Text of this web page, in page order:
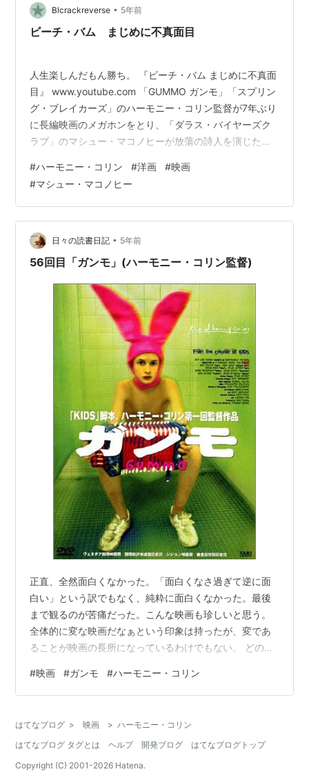
層広がるコンプライアンス（自粛）の動きや不安の感情
と反比例するようにして、一時の躊躇もなく自由や快楽
Blcrackreverse • 5年前
ビーチ・バム まじめに不真面目
人生楽しんだもん勝ち。 『ビーチ・バム まじめに不真面
目』 www.youtube.com 「GUMMO ガンモ」「スプリン
グ・ブレイカーズ」のハーモニー・コリン監督が7年ぶり
に長編映画のメガホンをとり、「ダラス・バイヤーズク
ラブ」のマシュー・マコノヒーが放蕩の詩人を演じた人
天才と称賛された詩人ムーンドッグ。その後はずっと資
産家の妻に頼り、パーティ三昧で酒とマリファナと女に
溺れる生活を送り続けてきた。 フロリダの太陽と海に囲
まれながら自由気ままな人生を謳歌するムーンドッグだ
ったが、ある出来事をきっかけに、新しい詩集を出版し
なければ無一文にな…
#ハーモニー・コリン #洋画 #映画
#マシュー・マコノヒー
日々の読書日記 • 5年前
56回目「ガンモ」(ハーモニー・コリン監督)
正直、全然面白くなかった。「面白くなさ過ぎて逆に面
白い」という訳でもなく、純粋に面白くなかった。最後
まで観るのが苦痛だった。こんな映画も珍しいと思う。
全体的に変な映画だなぁという印象は持ったが、変であ
ることが映画の長所になっているわけでもない。 どのシ
快でものすごく悪趣味なら、それはそれで評価できる
が、そこまでも行ききっていない。 オハイオ州の小さな
ャー)のどこか荒んだ日常を、断片的につなぎ合わせた映
画とでもいえばよいだろうか。一貫したストーリーがあ
るわけではない。町全体の荒廃した感じは、とて…
#映画 #ガンモ #ハーモニー・コリン
はてなブログ > 映画 > ハーモニー・コリン
はてなブログ タグとは
ヘルプ 開発ブログ
はてなブログトップ
Copyright (C) 2001-2026 Hatena.